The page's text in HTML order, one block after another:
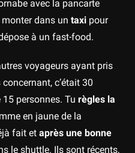
avec la pancarte
monter dans un taxi pour
à un fast-food.
voyageurs ayant pris
c’était 30
personnes. Tu règles la
en jaune de la
fait et après une bonne
le shuttle. Ils sont récents,